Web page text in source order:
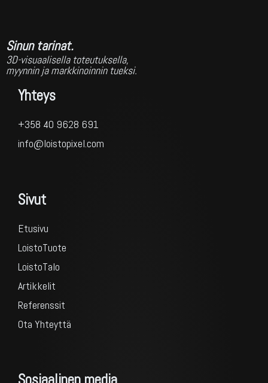
Sinun tarinat.
3D-visuaalisella toteutuksella,
myynnin ja markkinoinnin tueksi.
Yhteys
+358 40 9628 691
info@loistopixel.com
Sivut
Etusivu
LoistoTuote
LoistoTalo
Artikkelit
Referenssit
Ota Yhteyttä